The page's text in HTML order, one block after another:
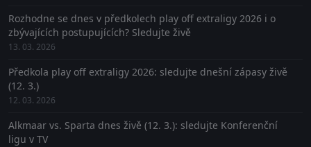
Rozhodne se dnes v předkolech play off extraligy 2026 i o
zbývajících postupujících? Sledujte živě
13. 03. 2026
Předkola play off extraligy 2026: sledujte dnešní zápasy živě
(12. 3.)
12. 03. 2026
Alkmaar vs. Sparta dnes živě (12. 3.): sledujte Konferenční
ligu v TV